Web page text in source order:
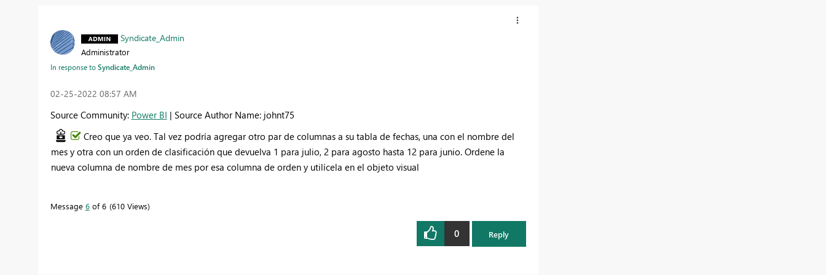
Syndicate_Admin
Administrator
In response toSyndicate_Admin
‎02-25-2022 08:57 AM
Source Community: Power BI | Source Author Name: johnt75
Creo que ya veo. Tal vez podría agregar otro par de columnas a su tabla de fechas, una con el nombre del
mes y otra con un orden de clasificación que devuelva 1 para julio, 2 para agosto hasta 12 para junio. Ordene la
nueva columna de nombre de mes por esa columna de orden y utilícela en el objeto visual
Message 6of 6 610 Views
0 Reply